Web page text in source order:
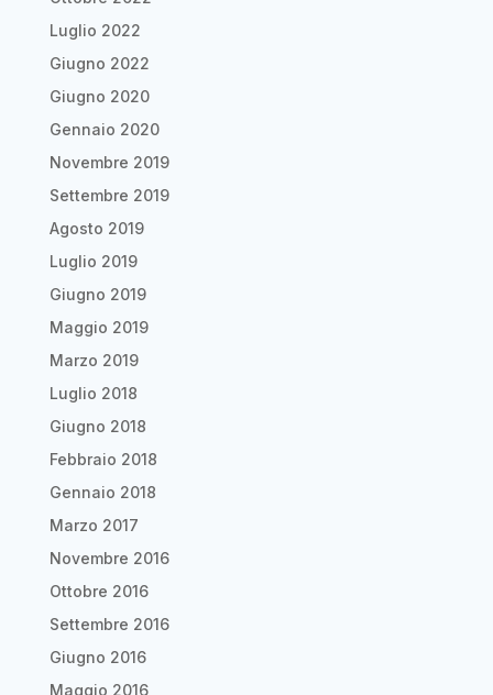
Luglio 2022
Giugno 2022
Giugno 2020
Gennaio 2020
Novembre 2019
Settembre 2019
Agosto 2019
Luglio 2019
Giugno 2019
Maggio 2019
Marzo 2019
Luglio 2018
Giugno 2018
Febbraio 2018
Gennaio 2018
Marzo 2017
Novembre 2016
Ottobre 2016
Settembre 2016
Giugno 2016
Maggio 2016